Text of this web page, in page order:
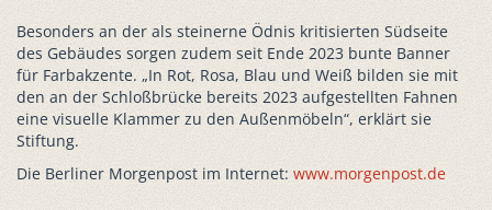
Besonders an der als steinerne Ödnis kritisierten Südseite
des Gebäudes sorgen zudem seit Ende 2023 bunte Banner
für Farbakzente. „In Rot, Rosa, Blau und Weiß bilden sie mit
den an der Schloßbrücke bereits 2023 aufgestellten Fahnen
eine visuelle Klammer zu den Außenmöbeln“, erklärt sie
Stiftung.
Die Berliner Morgenpost im Internet: www.morgenpost.de